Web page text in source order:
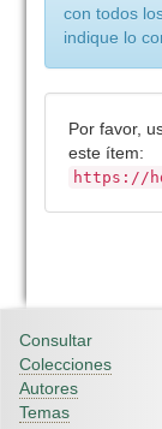
con todos
indique lo
Por favor,
este ítem:
https://
Consultar
Colecciones
Autores
Temas